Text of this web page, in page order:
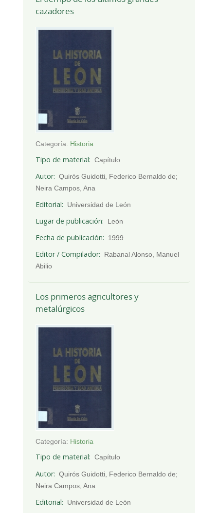
cazadores
Categoría: Historia
Tipo de material Capítulo
Autor
Quirós Guidotti, Federico Bernaldo de;
Neira Campos, Ana
Editorial Universidad de León
Lugar de publicación León
Fecha de publicación 1999
Editor / Compilador
Rabanal Alonso, Manuel
Abilio
Los primeros agricultores y
metalúrgicos
Categoría: Historia
Tipo de material Capítulo
Autor
Quirós Guidotti, Federico Bernaldo de;
Neira Campos, Ana
Editorial Universidad de León